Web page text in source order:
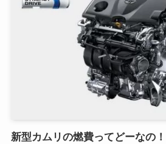
新型カムリの燃費ってどーなの